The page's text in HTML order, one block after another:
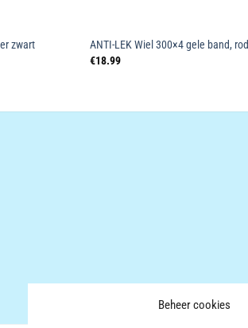
Beheer cookies
zwart
ANTI-LEK Wiel 300×4 gele band,
€18.99